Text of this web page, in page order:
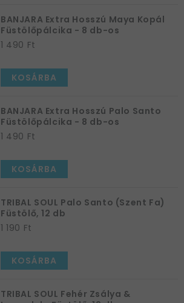
BANJARA Extra Hosszú Maya Kopál
Füstölőpálcika - 8 db-os
1 490 Ft
KOSÁRBA
BANJARA Extra Hosszú Palo Santo
Füstölőpálcika - 8 db-os
1 490 Ft
KOSÁRBA
TRIBAL SOUL Palo Santo (Szent Fa)
Füstölő, 12 db
1 190 Ft
KOSÁRBA
TRIBAL SOUL Fehér Zsálya &